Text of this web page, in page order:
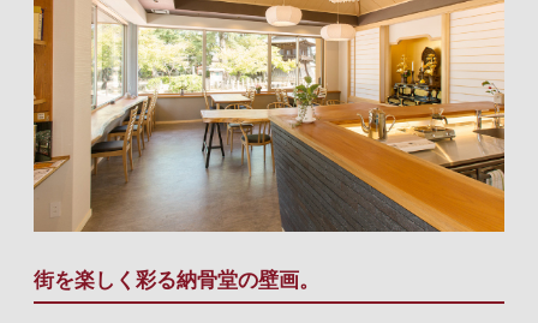
街を楽しく彩る納骨堂の壁画。